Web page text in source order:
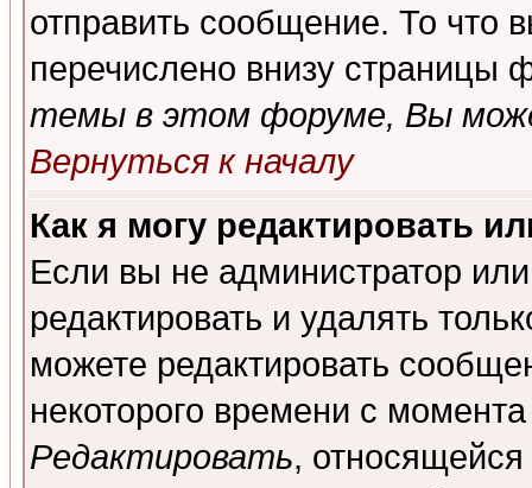
отправить сообщение. То что
перечислено внизу страницы
темы в этом форуме, Вы
Вернуться к началу
Как я могу редактировать
Если вы не администратор
редактировать и удалять
можете редактировать
некоторого времени с
Редактировать,